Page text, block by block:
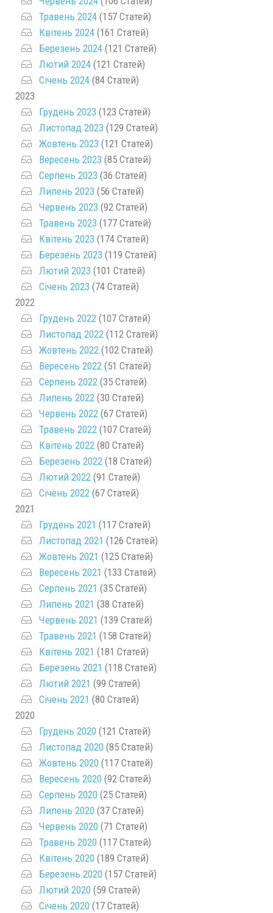
Травень 2024 (157 Статей)
Квітень 2024 (161 Статей)
Березень 2024 (121 Статей)
Лютий 2024 (121 Статей)
Січень 2024 (84 Статей)
2023
Грудень 2023 (123 Статей)
Листопад 2023 (129 Статей)
Жовтень 2023 (121 Статей)
Вересень 2023 (85 Статей)
Серпень 2023 (36 Статей)
Липень 2023 (56 Статей)
Червень 2023 (92 Статей)
Травень 2023 (177 Статей)
Квітень 2023 (174 Статей)
Березень 2023 (119 Статей)
Лютий 2023 (101 Статей)
Січень 2023 (74 Статей)
2022
Грудень 2022 (107 Статей)
Листопад 2022 (112 Статей)
Жовтень 2022 (102 Статей)
Вересень 2022 (51 Статей)
Серпень 2022 (35 Статей)
Липень 2022 (30 Статей)
Червень 2022 (67 Статей)
Травень 2022 (107 Статей)
Квітень 2022 (80 Статей)
Березень 2022 (18 Статей)
Лютий 2022 (91 Статей)
Січень 2022 (67 Статей)
2021
Грудень 2021 (117 Статей)
Листопад 2021 (126 Статей)
Жовтень 2021 (125 Статей)
Вересень 2021 (133 Статей)
Серпень 2021 (35 Статей)
Липень 2021 (38 Статей)
Червень 2021 (139 Статей)
Травень 2021 (158 Статей)
Квітень 2021 (181 Статей)
Березень 2021 (118 Статей)
Лютий 2021 (99 Статей)
Січень 2021 (80 Статей)
2020
Грудень 2020 (121 Статей)
Листопад 2020 (85 Статей)
Жовтень 2020 (117 Статей)
Вересень 2020 (92 Статей)
Серпень 2020 (25 Статей)
Липень 2020 (37 Статей)
Червень 2020 (71 Статей)
Травень 2020 (117 Статей)
Квітень 2020 (189 Статей)
Березень 2020 (157 Статей)
Лютий 2020 (59 Статей)
Січень 2020 (17 Статей)